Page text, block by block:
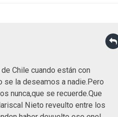
Chile cuando están con
se la deseamos a nadie.Pero
nunca,que se recuerde.Que
Nieto reveulto entre los